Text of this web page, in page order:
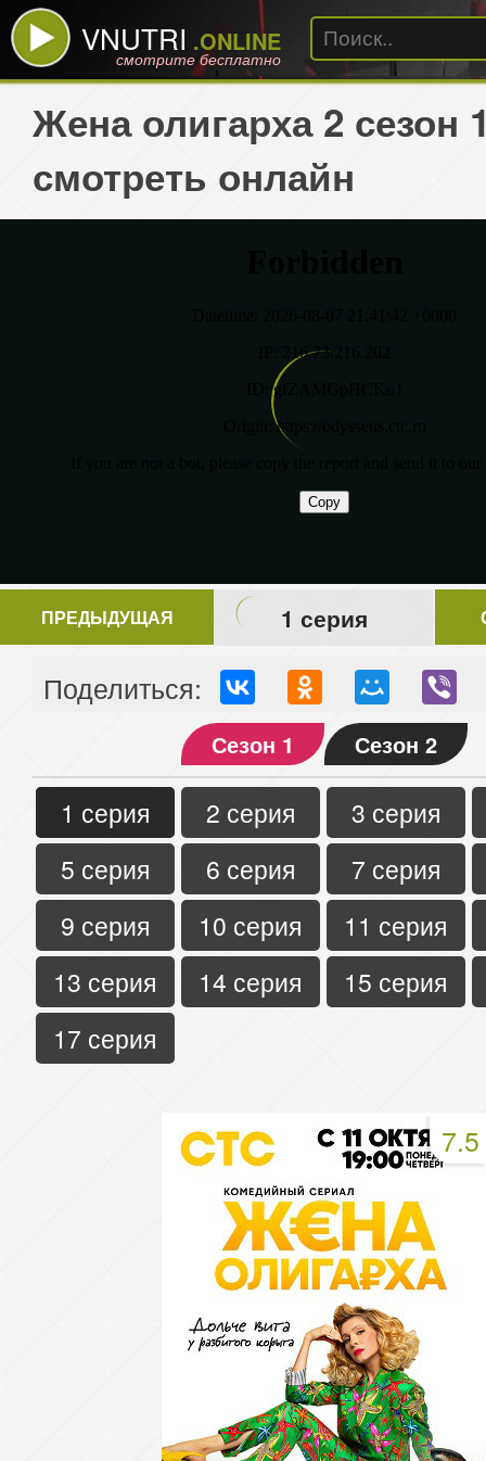
VNUTRI .ONLINE
смотрите бесплатно
Жена олигарха 2 сезон
смотреть онлайн
ПРЕДЫДУЩАЯ 1 серия
Поделиться:
Сезон 1 Сезон 2
1 серия 2 серия
3 серия
5 серия
6 серия
7 серия
9 серия
10 серия
11 серия
13 серия
14 серия
15 серия
17 серия
7.5